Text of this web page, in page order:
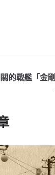
的戰艦「金剛